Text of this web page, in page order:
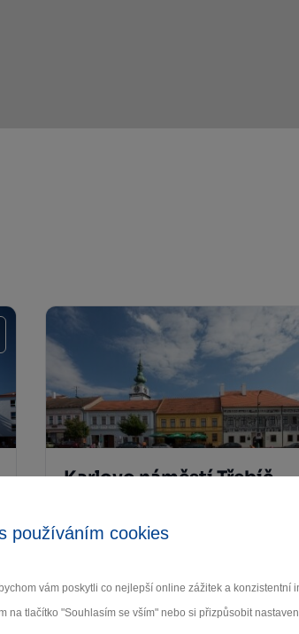
používáním cookies
vám poskytli co nejlepší online zážitek a konzistentní
na tlačítko "Souhlasím se vším" nebo si přizpůsobit
Karlovo náměstí Třebíč